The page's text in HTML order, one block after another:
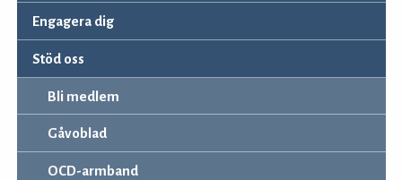
Engagera dig
Stöd oss
Bli medlem
Gåvoblad
OCD-armband